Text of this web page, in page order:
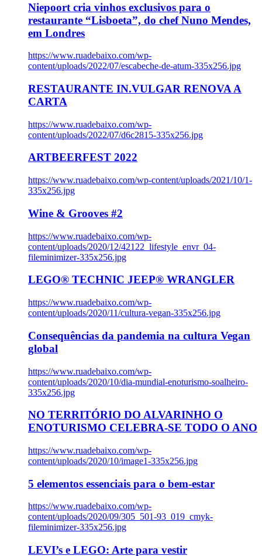
Niepoort cria vinhos exclusivos para o
restaurante “Lisboeta”, do chef Nuno Mendes,
em Londres
https://www.ruadebaixo.com/wp-
content/uploads/2022/07/escabeche-de-atum-335x256.jpg
RESTAURANTE IN.VULGAR RENOVA A
CARTA
https://www.ruadebaixo.com/wp-
content/uploads/2022/07/d6c2815-335x256.jpg
ARTBEERFEST 2022
https://www.ruadebaixo.com/wp-content/uploads/2021/10/1-
335x256.jpg
Wine & Grooves #2
https://www.ruadebaixo.com/wp-
content/uploads/2020/12/42122_lifestyle_envr_04-
fileminimizer-335x256.jpg
LEGO® TECHNIC JEEP® WRANGLER
https://www.ruadebaixo.com/wp-
content/uploads/2020/11/cultura-vegan-335x256.jpg
Consequências da pandemia na cultura Vegan
global
https://www.ruadebaixo.com/wp-
content/uploads/2020/10/dia-mundial-enoturismo-soalheiro-
335x256.jpg
NO TERRITÓRIO DO ALVARINHO O
ENOTURISMO CELEBRA-SE TODO O ANO
https://www.ruadebaixo.com/wp-
content/uploads/2020/10/image1-335x256.jpg
5 elementos essenciais para o bem-estar
https://www.ruadebaixo.com/wp-
content/uploads/2020/09/305_501-93_019_cmyk-
fileminimizer-335x256.jpg
LEVI’s e LEGO: Arte para vestir